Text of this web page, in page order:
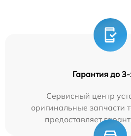
Гарантия до 3-
Сервисный центр
оригинальные запчасти
предоставляет